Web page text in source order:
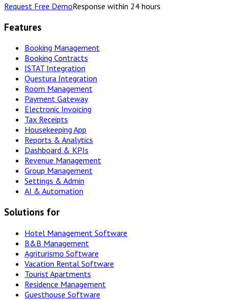
Request Free DemoResponse within 24 hours
Features
Booking Management
Booking Contracts
ISTAT Integration
Questura Integration
Room Management
Payment Gateway
Electronic Invoicing
Tax Receipts
Housekeeping App
Reports & Analytics
Dashboard & KPIs
Revenue Management
Group Management
Settings & Admin
AI & Automation
Solutions for
Hotel Management Software
B&B Management
Agriturismo Software
Vacation Rental Software
Tourist Apartments
Residence Management
Guesthouse Software